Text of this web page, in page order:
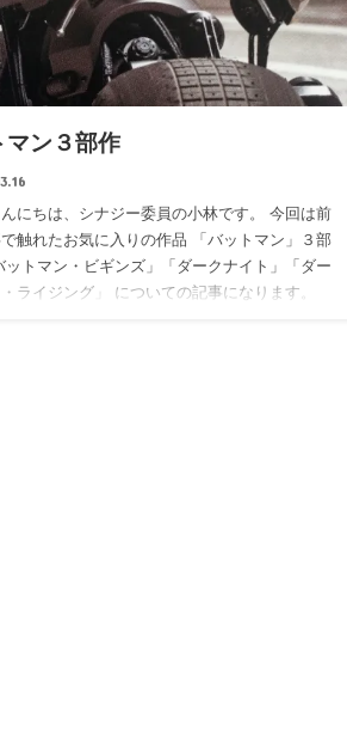
マン３部作
にちは、シナジー委員の小林です。 今回は前
触れたお気に入りの作品 「バットマン」３部
ットマン・ビギンズ」「ダークナイト」「ダー
ライジング」 についての記事になります。